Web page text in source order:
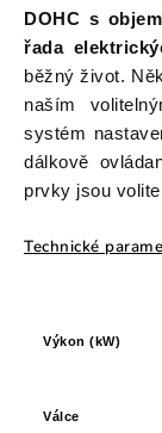
DOHC s
řada
běžný život.
naším
systém
dálkově
prvky jsou
Technické
Výkon (kW)
Válce